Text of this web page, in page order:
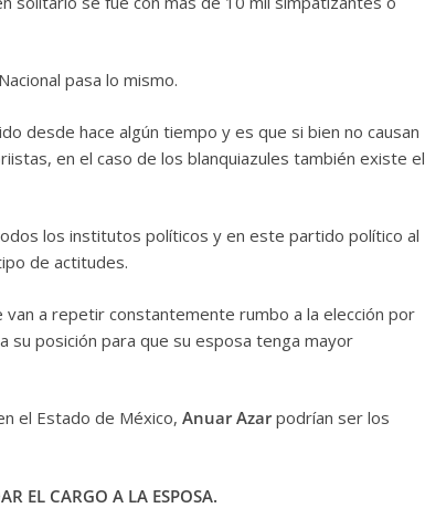
pasa lo mismo.
desde hace algún tiempo y es que si bien no causan
en el caso de los blanquiazules también existe el
los institutos políticos y en este partido político al
de actitudes.
a repetir constantemente rumbo a la elección por
su posición para que su esposa tenga mayor
el Estado de México, Anuar Azarpodrían ser los
EL CARGO A LA ESPOSA.